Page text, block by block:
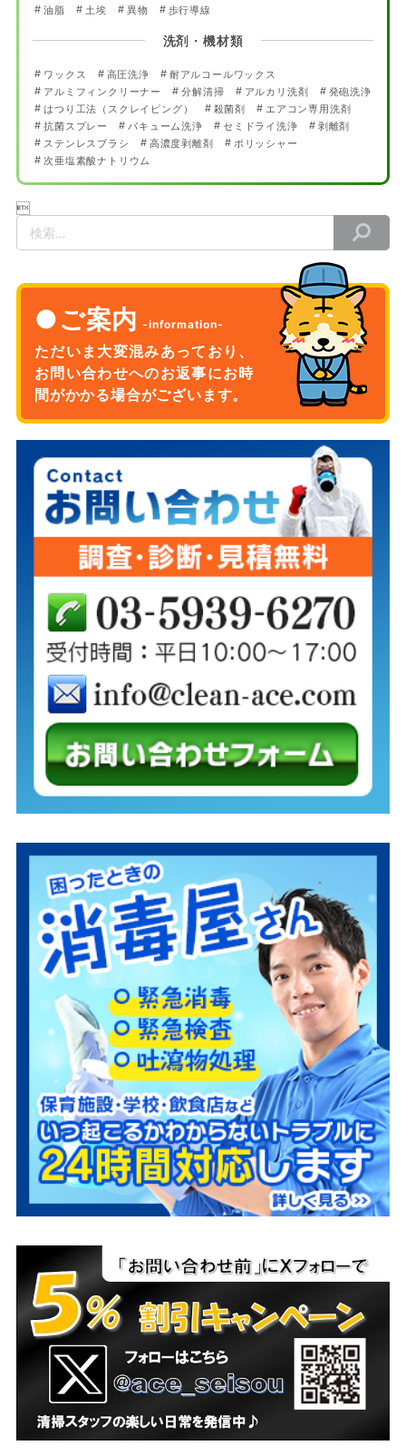
油脂
土埃 異物 歩行導線
洗剤・機材類
ワックス 高圧洗浄
耐アルコールワックス
アルミフィンクリーナー
分解清掃 アルカリ洗剤
発砲洗浄
はつり工法（スクレイピング）
殺菌剤
エアコン専用洗剤
抗菌スプレー
バキューム洗浄 セミドライ洗浄
剥離剤
ステンレスブラシ
高濃度剥離剤
ポリッシャー
次亜塩素酸ナトリウム

検
ご案内
ただいま大変混みあっており、
お問い合わせへのお返事にお時
間がかかる場合がございます。